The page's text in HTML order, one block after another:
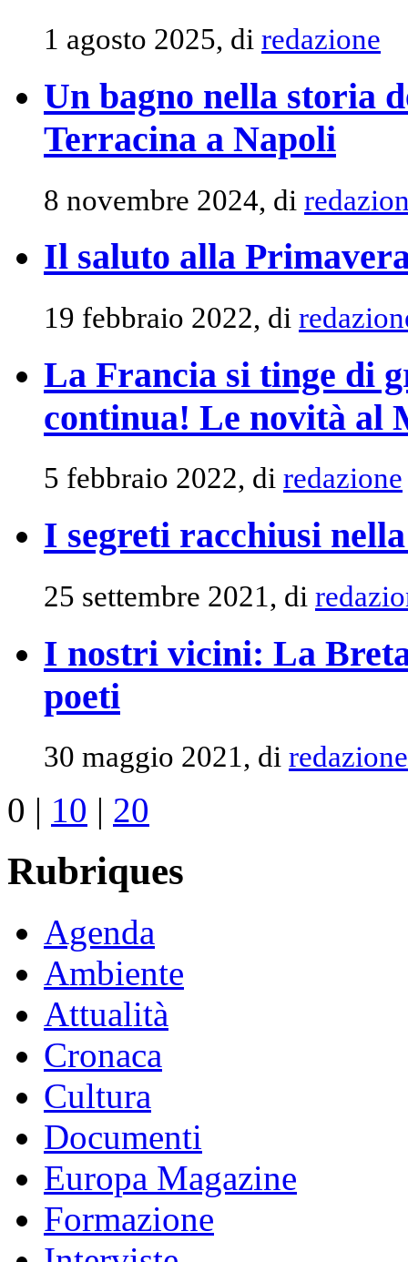
1 agosto 2025, di redazione
Un bagno nella storia
Terracina a Napoli
8 novembre 2024, di
Il saluto alla
19 febbraio 2022, di
La Francia si tinge di
continua! Le novità al
5 febbraio 2022, di redazione
I segreti racchiusi
25 settembre 2021, di
I nostri vicini: La
poeti
30 maggio 2021, di redazione
0 | 10 | 20
Rubriques
Agenda
Ambiente
Attualità
Cronaca
Cultura
Documenti
Europa Magazine
Formazione